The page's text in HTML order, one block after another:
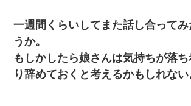
一週間くらいしてまた話し合って
うか。
もしかしたら娘さんは気持ちが落
り辞めておくと考えるかもしれない